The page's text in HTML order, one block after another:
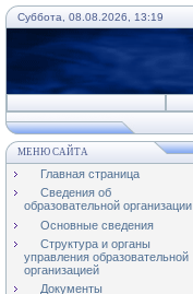
Суббота, 08.08.2026, 13:19
МЕНЮ САЙТА
Главная страница
Сведения об
образовательной организации
Основные сведения
Структура и органы
управления образовательной
организацией
Документы